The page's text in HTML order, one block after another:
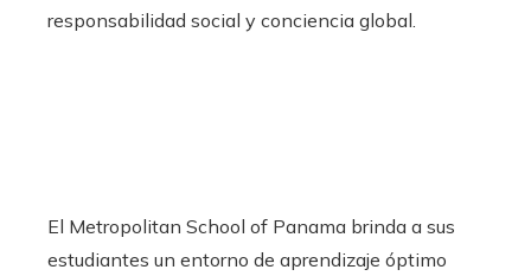
responsabilidad social y conciencia global.
El Metropolitan School of Panama brinda a sus
estudiantes un entorno de aprendizaje óptimo